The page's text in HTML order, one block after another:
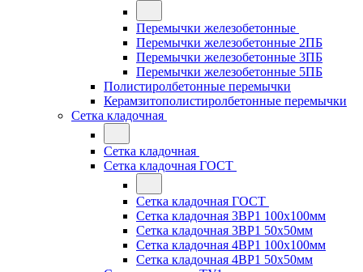
Перемычки железобетонные
Перемычки железобетонные 2ПБ
Перемычки железобетонные 3ПБ
Перемычки железобетонные 5ПБ
Полистиролбетонные перемычки
Керамзитополистиролбетонные перемычки
Сетка кладочная
Сетка кладочная
Сетка кладочная ГОСТ
Сетка кладочная ГОСТ
Сетка кладочная 3ВР1 100x100мм
Сетка кладочная 3ВР1 50x50мм
Сетка кладочная 4ВР1 100x100мм
Сетка кладочная 4ВР1 50x50мм